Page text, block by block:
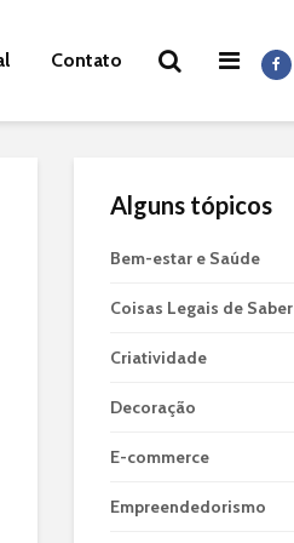
Contato
Alguns tópicos
Bem-estar e Saúde
Coisas Legais de Saber
Criatividade
Decoração
E-commerce
Empreendedorismo